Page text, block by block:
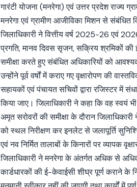
गारंटी योजना (मनरेगा) एवं उत्तर प्रदेश
मनरेगा एवं ग्रामीण आजीविका मिशन से संबंधित
जिलाधिकारी ने वित्तीय वर्ष 2025-26 एवं
प्रगति, मानव दिवस सृजन, सक्रिय श्रमिकों की
समीक्षा करते हुए संबंधित अधिकारियों को
उन्होंने पूर्व वर्षों में कराए गए वृक्षारोपण की
सहायकों एवं पंचायत सचिवों द्वारा रजिस्टर में
किया जाए। जिलाधिकारी ने कहा कि वह स्वयं
अमृत सरोवरों की समीक्षा के दौरान
को स्थल निरीक्षण कर इनलेट से जलापूर्ति
एवं नव निर्मित तालाबों के किनारों पर व्यापक
जिलाधिकारी ने मनरेगा के अंतर्गत अधिक से
कार्डधारकों की ई-केवाईसी शीघ्र पूर्ण कराने के